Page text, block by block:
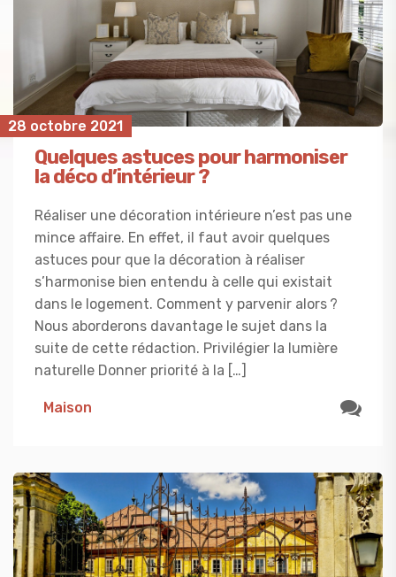
28 octobre 2021
Quelques astuces pour harmoniser
la déco d’intérieur ?
Réaliser une décoration intérieure n’est pas une
mince affaire. En effet, il faut avoir quelques
astuces pour que la décoration à réaliser
s’harmonise bien entendu à celle qui existait
dans le logement. Comment y parvenir alors ?
Nous aborderons davantage le sujet dans la
suite de cette rédaction. Privilégier la lumière
naturelle Donner priorité à la […]
Maison